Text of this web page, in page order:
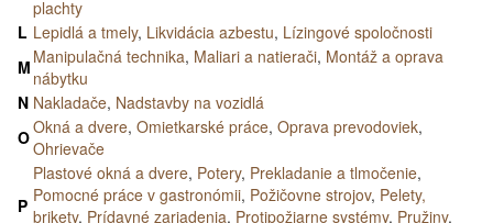
plachty
L Lepidlá a tmely, Likvidácia azbestu, Lízingové spoločnosti
M Manipulačná technika, Maliari a natierači, Montáž a oprava
nábytku
N Nakladače, Nadstavby na vozidlá
OOkná a dvere, Omietkarské práce, Oprava prevodoviek,
Ohrievače
P
Plastové okná a dvere, Potery, Prekladanie a tlmočenie,
Pomocné práce v gastronómii, Požičovne strojov, Pelety,
brikety, Prídavné zariadenia, Protipožiarne systémy, Pružiny,